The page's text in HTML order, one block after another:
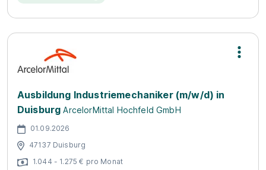
Ausbildung Industriemechaniker (m/w/d) in
Duisburg ArcelorMittal Hochfeld GmbH
01.09.2026
47137 Duisburg
1.044 - 1.275 € pro Monat